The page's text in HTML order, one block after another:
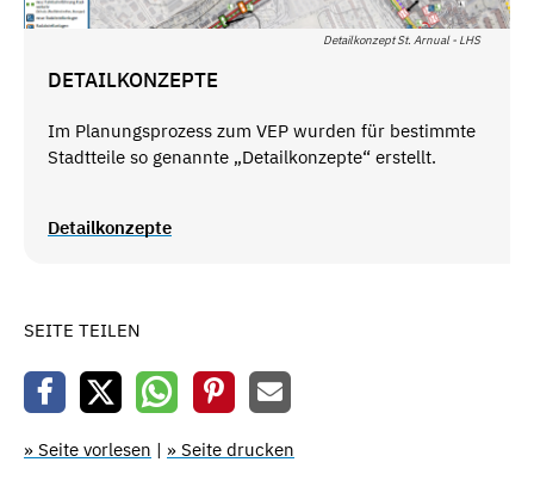
Detailkonzept St. Arnual - LHS
DETAILKONZEPTE
Im Planungsprozess zum VEP wurden für bestimmte
Stadtteile so genannte „Detailkonzepte“ erstellt.
Detailkonzepte
SEITE TEILEN
» Seite vorlesen | » Seite drucken